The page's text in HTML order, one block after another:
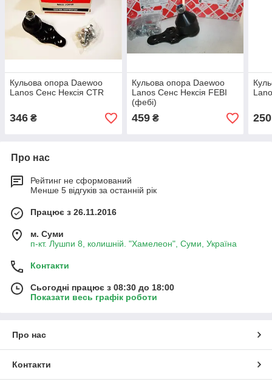
Кульова опора Daewoo
Lanos Сенс Нексія CTR
346 ₴
Кульова опора Daewoo
Lanos Сенс Нексія FEBI
(фебі)
459₴ 250
Про нас
Рейтинг не сформований
Менше 5 відгуків за останній рік
Працює з 26.11.2016
м. Суми
п-кт. Лушпи 8, колишній. "Хамелеон", Суми, Україна
Контакти
Сьогодні працює з 08:30 до 18:00
Показати весь графік роботи
Про нас
Контакти